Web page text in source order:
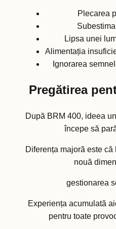
Plecarea
Lipsa unei
Alimentația
Ignorarea
Pregătirea
După BRM 400, ideea
începe să
Diferența majoră este
nouă
gestionarea
Experiența acumulată
pentru toate